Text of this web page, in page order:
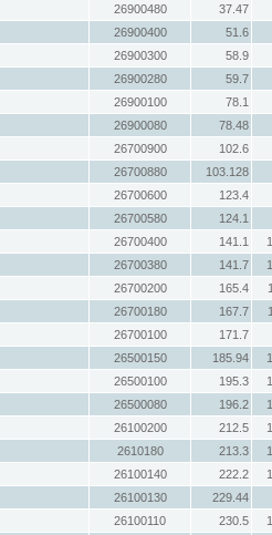
26900480
37.47
26900400
51.6
26900300
58.9
26900280
59.7
26900100
78.1
26900080
78.48
26700900
102.6
26700880
103.128
26700600
123.4
26700580
124.1
26700400 141.1
26700380 141.7
26700200 165.4
26700180 167.7
26700100
171.7
26500150 185.94
26500100 195.3
26500080 196.2
26100200 212.5
2610180 213.3
26100140 222.2
26100130
229.44
26100110 230.5